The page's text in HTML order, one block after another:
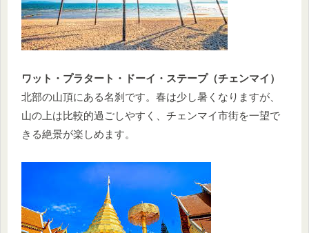
ワット・プラタート・ドーイ・ステープ（チェンマイ）
北部の山頂にある名刹です。春は少し暑くなりますが、
山の上は比較的過ごしやすく、チェンマイ市街を一望で
きる絶景が楽しめます。